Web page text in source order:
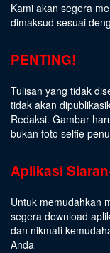
Kami akan segera
dimaksud sesuai
PENTING!
Tulisan yang tidak
tidak akan
Redaksi. Gambar
bukan foto selfie
Aplikasi
Untuk memudahkan
segera download
dan nikmati
Anda